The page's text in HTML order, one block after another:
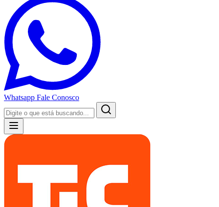
Whatsapp Fale Conosco